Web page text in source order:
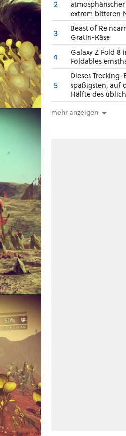
2
extrem bitteren
3
Beast of
Gratin-Käse
4
Galaxy Z Fold 8
Foldables
5
Dieses
spaßigsten, auf
Hälfte des
mehr anzeigen